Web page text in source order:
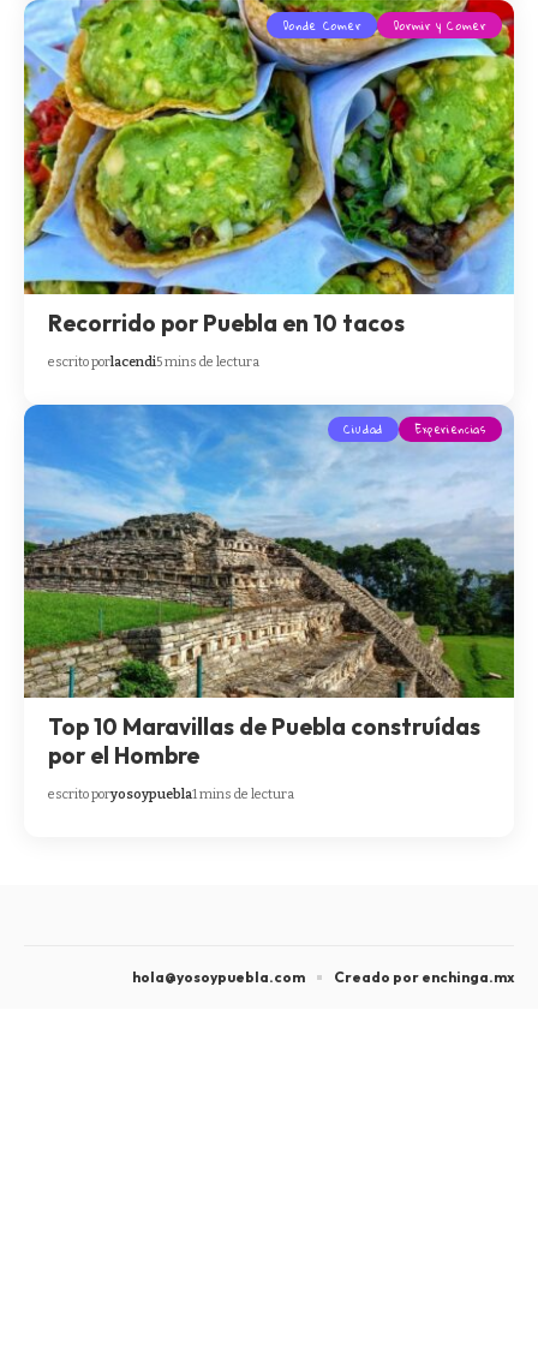
Donde Comer Dormir y Comer
Recorrido por Puebla en 10 tacos
escrito porlacendi5 mins de lectura
Ciudad Experiencias
Top 10 Maravillas de Puebla construídas
por el Hombre
escrito poryosoypuebla1 mins de lectura
hola@yosoypuebla.com Creado por enchinga.mx